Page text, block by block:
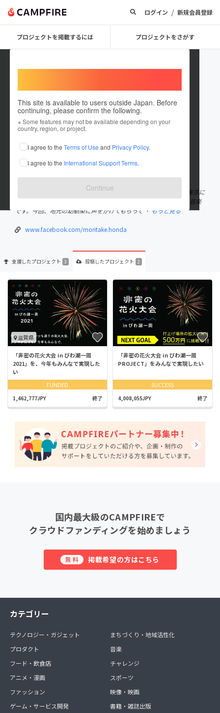
ログイン / 新規会員登録
プロジェクトを掲載するには プロジェクトをさがす
This site is available to users outside Japan. Before
continuing, please confirm the following.
※ Some features may not be available depending on your
country, region, or project.
I agree to the Terms of Use and Privacy Policy.
I agree to the International Support Terms.
Continue
Moritake Honda
これまでに3回支援して2件のプロジェクトを投稿しています
在住国：日本 現在地：東京都
出身国：日本 出身地：滋賀県
1985年生まれ、滋賀県彦根市出身の本田守武と申します。いまは東京に
出て広告制作の仕事をしています。趣味は、Campとサウナと酒と音楽
です。今回、地元の幼馴染に声をかけてもらって「 もっと見る
www.facebook.com/moritake.honda
支援したプロジェクト 3 投稿したプロジェクト 2
滋賀県
「非密の花火大会 in びわ湖一周
2021」を、今年もみんなで実現した
い
FUNDED
1,462,777JPY 終了
「非密の花火大会 in びわ湖一周
PROJECT」をみんなで実現したい
SUCCESS
4,008,055JPY 終了
国内最大級のCAMPFIREで
クラウドファンディングを始めましょう
無料 掲載希望の方はこちら
カテゴリー
テクノロジー・ガジェット
プロダクト
フード・飲食店
アニメ・漫画
ファッション
ゲーム・サービス開発
まちづくり・地域活性化
音楽
チャレンジ
スポーツ
映像・映画
書籍・雑誌出版